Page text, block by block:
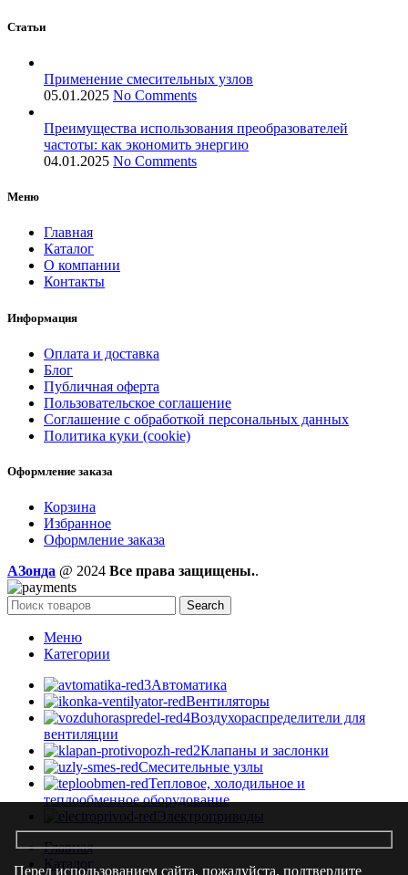
Статьи
Применение смесительных узлов
05.01.2025 No Comments
Преимущества использования преобразователей
частоты: как экономить энергию
04.01.2025 No Comments
Меню
Главная
Каталог
О компании
Контакты
Информация
Оплата и доставка
Блог
Публичная оферта
Пользовательское соглашение
Соглашение с обработкой персональных данных
Политика куки (cookie)
Оформление заказа
Корзина
Избранное
Оформление заказа
AЗонда @ 2024 Все права защищены..
Search
Меню
Категории
Автоматика
Вентиляторы
Воздухораспределители для
вентиляции
Клапаны и заслонки
Смесительные узлы
Тепловое, холодильное и
теплообменное оборудование
Электроприводы
Главная
Каталог
Перед использованием сайта, пожалуйста, подтвердите